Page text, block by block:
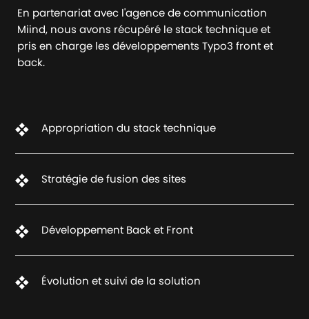
En partenariat avec l'agence de communication
Miind, nous avons récupéré le stack technique et
pris en charge les développements Typo3 front et
back.
Appropriation du stack technique
Stratégie de fusion des sites
Développement Back et Front
Évolution et suivi de la solution